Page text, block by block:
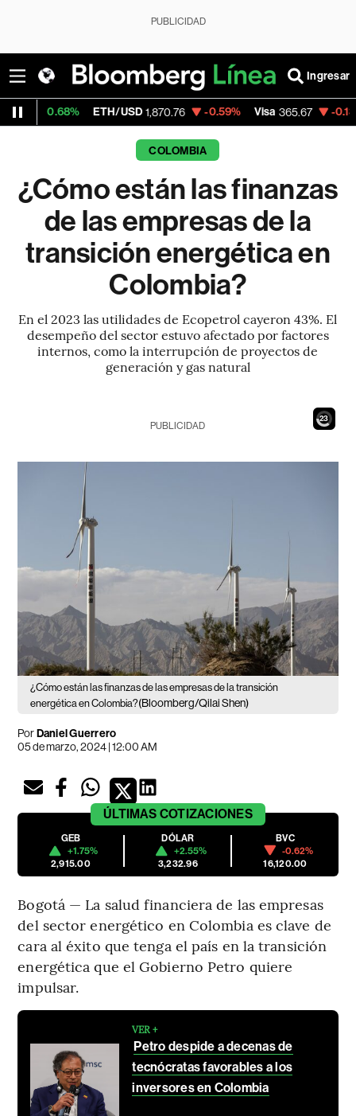
PUBLICIDAD
Ingresar
ETH/USD 1,870.76 -0.59% Visa 365.67 -0.13%
COLOMBIA
¿Cómo están las finanzas
de las empresas de la
transición energética en
Colombia?
En el 2023 las utilidades de Ecopetrol cayeron 43%. El
desempeño del sector estuvo afectado por factores
internos, como la interrupción de proyectos de
generación y gas natural
21
PUBLICIDAD
¿Cómo están las finanzas de las empresas de la transición
energética en Colombia?(Bloomberg/Qilai Shen)
PorDaniel Guerrero
05 de marzo, 2024 | 12:00 AM
ÚLTIMAS COTIZACIONES
GEB
+1.75%
2,915.00
DÓLAR
+2.55%
3,232.96
BVC
-0.62%
16,120.00
Bogotá — La salud financiera de las empresas
del sector energético en Colombia es clave de
cara al éxito que tenga el país en la transición
energética que el Gobierno Petro quiere
impulsar.
VER +
Petro despide a decenas de
tecnócratas favorables a los
inversores en Colombia